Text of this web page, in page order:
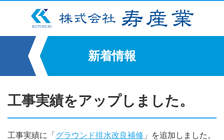
新着情報
工事実績をアップしました。
工事実績に「グラウンド排水改良補修 」を追加しました。